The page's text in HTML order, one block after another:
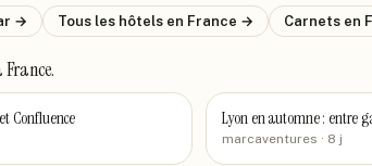
→ Tous les hôtels en France → Carnets en
France.
Confluence Lyon en automne : entre
marcaventures · 8 j